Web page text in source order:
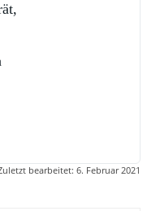
bearbeitet: 6. Februar 2021